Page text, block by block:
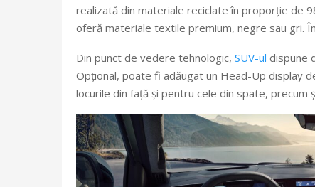
realizată din materiale reciclate în proporție de
oferă materiale textile premium, negre sau gri.
Din punct de vedere tehnologic, SUV-ul dispune
Opțional, poate fi adăugat un Head-Up display
locurile din față și pentru cele din spate, precum